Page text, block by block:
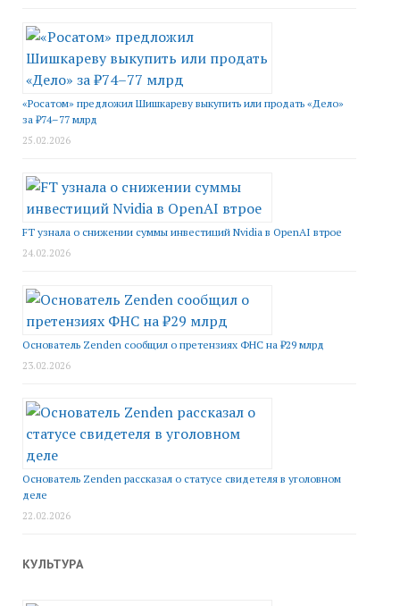
«Росатом» предложил Шишкареву выкупить или продать «Дело»
за ₽74–77 млрд
25.02.2026
FT узнала о снижении суммы инвестиций Nvidia в OpenAI втрое
24.02.2026
Основатель Zenden сообщил о претензиях ФНС на ₽29 млрд
23.02.2026
Основатель Zenden рассказал о статусе свидетеля в уголовном
деле
22.02.2026
КУЛЬТУРА